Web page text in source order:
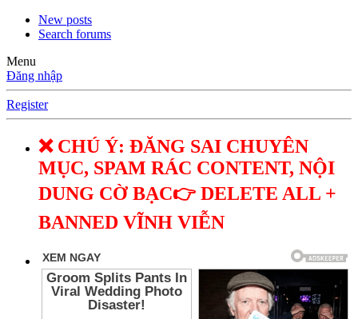
New posts
Search forums
Menu
Đăng nhập
Register
❌ CHÚ Ý: ĐĂNG SAI CHUYÊN
MỤC, SPAM RÁC CONTENT, NỘI
DUNG CỜ BẠC👉 DELETE ALL +
BANNED VĨNH VIỄN